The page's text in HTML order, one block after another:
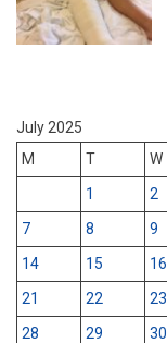
July 2025
M
T W
1
2
7
8 9
14
15 16
21
22 23
28
29 30